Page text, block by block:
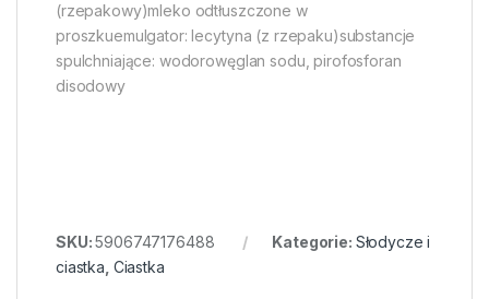
(rzepakowy)mleko odtłuszczone w
proszkuemulgator: lecytyna (z rzepaku)substancje
spulchniające: wodorowęglan sodu, pirofosforan
disodowy
SKU:5906747176488 Kategorie: Słodycze i
ciastka, Ciastka